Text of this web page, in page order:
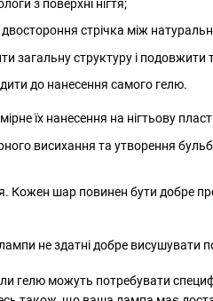
з поверхні нігтя;
стрічка між
загальну структуру і подовжити
до нанесення самого гелю.
їх нанесення на нігтьову
висихання та утворення
Кожен шар повинен бути добре
не здатні добре висушувати
гелю можуть потребувати